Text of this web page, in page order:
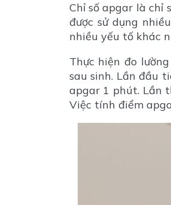
Chỉ số apgar là chỉ
được sử dụng
nhiều yếu tố khác
Thực hiện đo
sau sinh. Lần đầu
apgar 1 phút. Lần
Việc tính điểm